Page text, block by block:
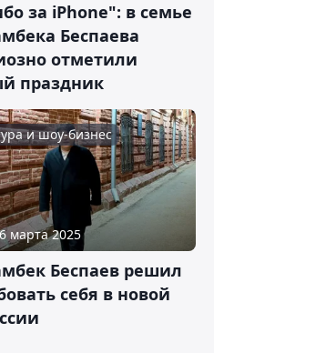
за iPhone": в семье
Беспаева
отметили
праздник
и шоу-бизнес
марта 2025
Беспаев решил
себя в новой